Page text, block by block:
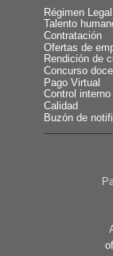
Régimen Legal
Talento
Contratación
Ofertas de
Rendición de
Concurso
Pago Virtual
Control interno
Calidad
Buzón de